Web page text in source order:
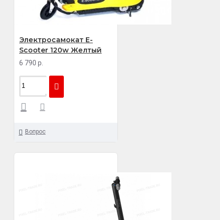
Электросамокат E-
Scooter 120w Желтый
6 790 р.
Вопрос